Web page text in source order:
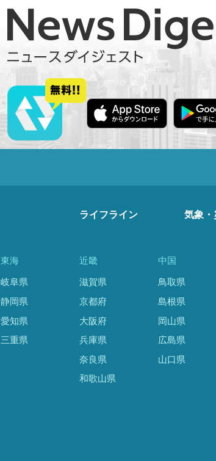
ライフライン 気象・
東海
岐阜県
静岡県
愛知県
三重県
近畿
滋賀県
京都府
大阪府
兵庫県
奈良県
和歌山県
中国
鳥取県
島根県
岡山県
広島県
山口県